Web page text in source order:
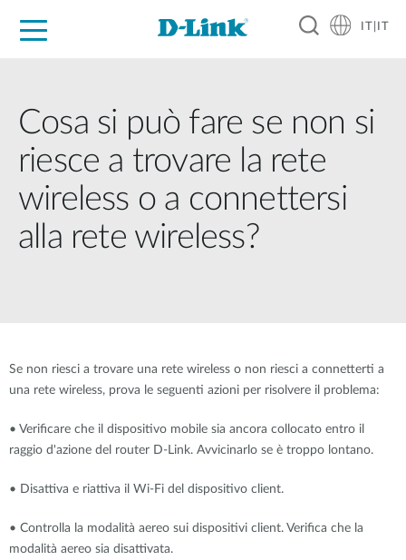
IT|IT
Cosa si può fare se non si
riesce a trovare la rete
wireless o a connettersi
alla rete wireless?
Se non riesci a trovare una rete wireless o non riesci a connetterti a
una rete wireless, prova le seguenti azioni per risolvere il problema:
• Verificare che il dispositivo mobile sia ancora collocato entro il
raggio d'azione del router D-Link. Avvicinarlo se è troppo lontano.
• Disattiva e riattiva il Wi-Fi del dispositivo client.
• Controlla la modalità aereo sui dispositivi client. Verifica che la
modalità aereo sia disattivata.